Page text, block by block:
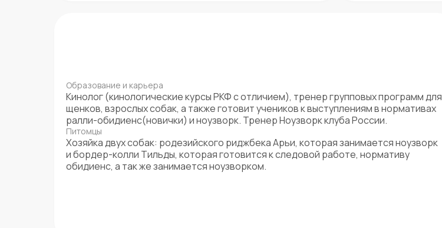
Образование и карьера
Кинолог (кинологические курсы РКФ с отличием), тренер групповых программ для
щенков, взрослых собак, а также готовит учеников к выступлениям в нормативах
ралли-обидиенс(новички) и ноузворк. Тренер Ноузворк клуба России.
Питомцы
Хозяйка двух собак: родезийского риджбека Арьи, которая занимается ноузворк
и бордер-колли Тильды, которая готовится к следовой работе, нормативу
обидиенс, а так же занимается ноузворком.